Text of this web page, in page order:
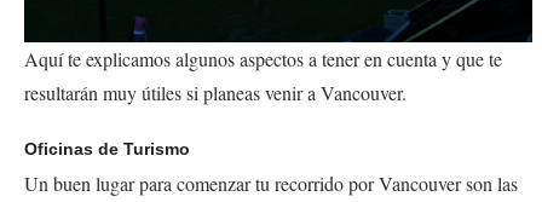
Aquí te explicamos algunos aspectos a tener en cuenta y que te
resultarán muy útiles si planeas venir a Vancouver.
Oficinas de Turismo
Un buen lugar para comenzar tu recorrido por Vancouver son las